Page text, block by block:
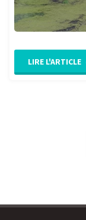
LIRE L'ARTICLE